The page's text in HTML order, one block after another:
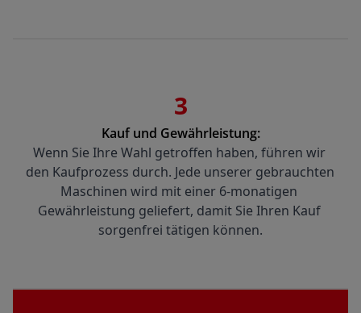
3
Kauf und Gewährleistung:
Wenn Sie Ihre Wahl getroffen haben, führen wir
den Kaufprozess durch. Jede unserer gebrauchten
Maschinen wird mit einer 6-monatigen
Gewährleistung geliefert, damit Sie Ihren Kauf
sorgenfrei tätigen können.